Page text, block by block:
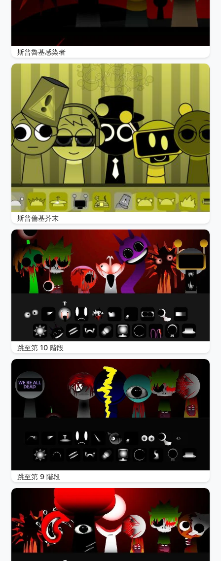
斯普魯基感染者
斯普倫基芥末
跳至第 10 階段
跳至第 9 階段